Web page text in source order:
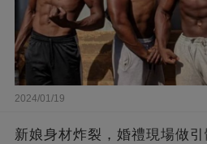
2024/01/19
新娘身材炸裂，婚禮現場做